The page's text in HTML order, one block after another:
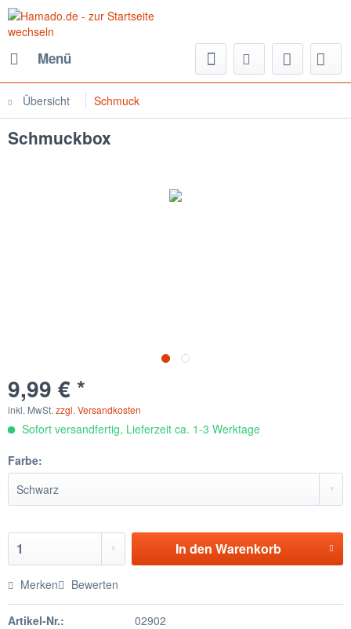
Menü
Übersicht Schmuck
Schmuckbox
9,99 € *
inkl. MwSt. zzgl. Versandkosten
Sofort versandfertig, Lieferzeit ca. 1-3 Werktage
Farbe:
In den Warenkorb
Merken Bewerten
Artikel-Nr.: 02902